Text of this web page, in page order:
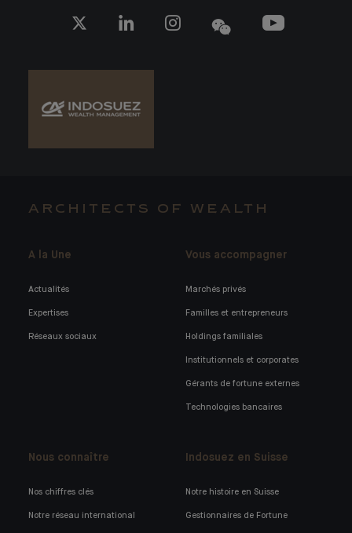
ARCHITECTS OF WEALTH
A la Une
Actualités
Expertises
Réseaux sociaux
Vous accompagner
Marchés privés
Familles et entrepreneurs
Holdings familiales
Institutionnels et corporates
Gérants de fortune externes
Technologies bancaires
Nous connaître
Nos chiffres clés
Notre réseau international
Indosuez en Suisse
Notre histoire en Suisse
Gestionnaires de Fortune